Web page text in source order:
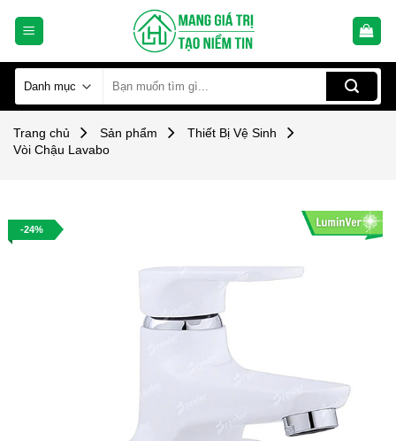
kiếm:
Trang chủ Sản phẩm
Thiết Bị Vệ Sinh
Vòi Chậu Lavabo
-24%